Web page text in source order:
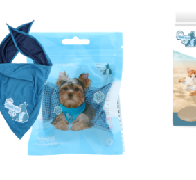
Toevoegen
aan
verlanglijst